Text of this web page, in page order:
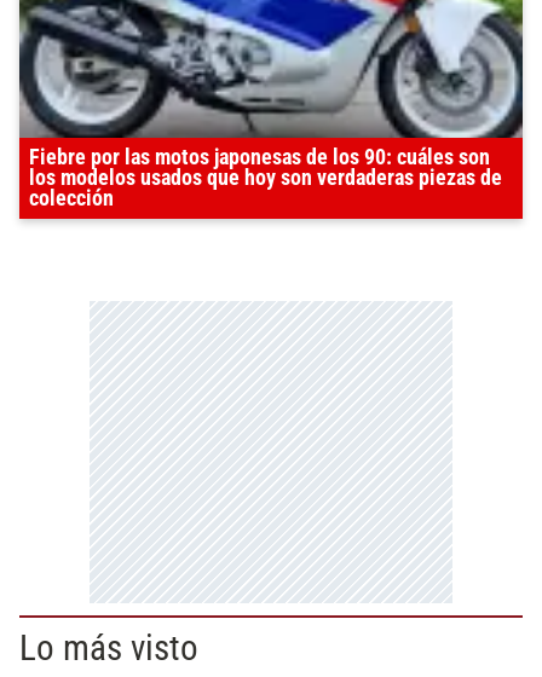
Fiebre por las motos japonesas de los 90: cuáles son
los modelos usados que hoy son verdaderas piezas de
colección
Lo más visto